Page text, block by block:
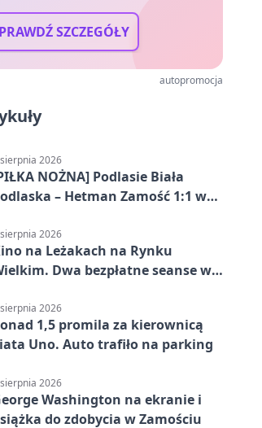
SZCZEGÓŁY
autopromocja
2026
NOŻNA] Podlasie Biała
– Hetman Zamość 1:1 w
punktów po bezbramkowej
połowie
2026
na Leżakach na Rynku
Dwa bezpłatne seanse w
2026
1,5 promila za kierownicą
Uno. Auto trafiło na parking
2026
Washington na ekranie i
do zdobycia w Zamościu